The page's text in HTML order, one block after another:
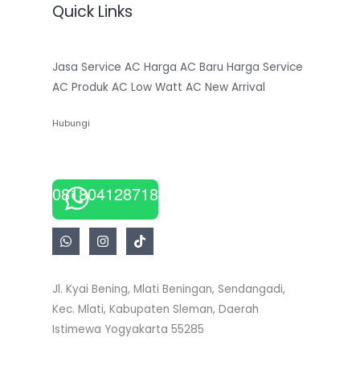
Quick Links
Jasa Service AC Harga AC Baru Harga Service
AC Produk AC Low Watt AC New Arrival
Hubungi
081804128718
Jl. Kyai Bening, Mlati Beningan, Sendangadi,
Kec. Mlati, Kabupaten Sleman, Daerah
Istimewa Yogyakarta 55285